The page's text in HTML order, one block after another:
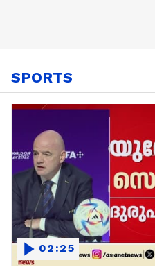
SPORTS
02:25